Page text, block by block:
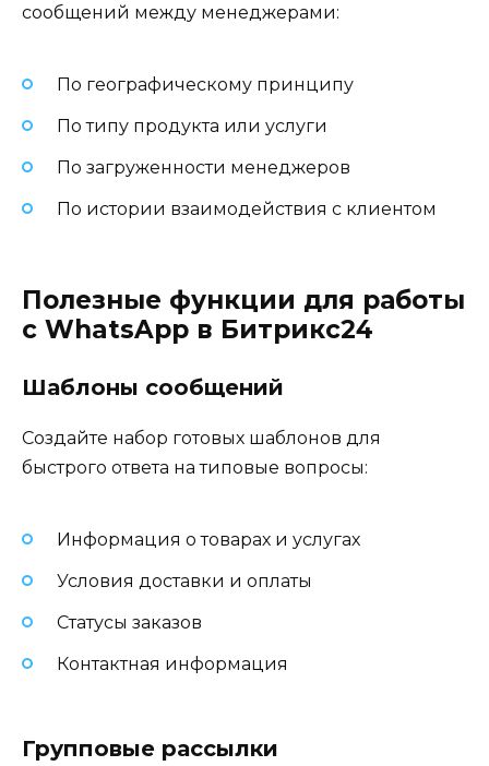
сообщений между менеджерами:
По географическому принципу
По типу продукта или услуги
По загруженности менеджеров
По истории взаимодействия с клиентом
Полезные функции для работы
с WhatsApp в Битрикс24
Шаблоны сообщений
Создайте набор готовых шаблонов для
быстрого ответа на типовые вопросы:
Информация о товарах и услугах
Условия доставки и оплаты
Статусы заказов
Контактная информация
Групповые рассылки